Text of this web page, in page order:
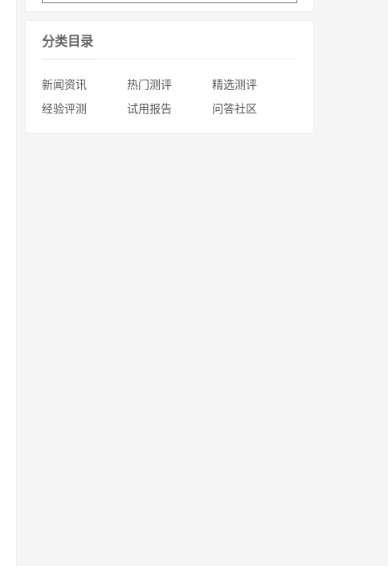
分类目录
新闻资讯 热门测评
精选测评
经验评测
试用报告 问答社区